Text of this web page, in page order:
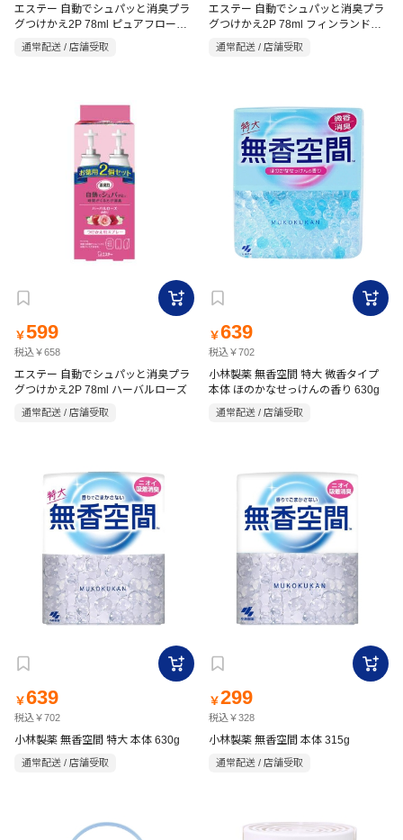
エステー 自動でシュパッと消臭プラ
グつけかえ2P 78ml ピュアフローラ
ル
通常配送 / 店舗受取
エステー 自動でシュパッと消臭プラ
グつけかえ2P 78ml フィンランドリ
ーフ
通常配送 / 店舗受取
￥599
税込￥658
エステー 自動でシュパッと消臭プラ
グつけかえ2P 78ml ハーバルローズ
通常配送 / 店舗受取
￥639
税込￥702
小林製薬 無香空間 特大 微香タイプ
本体 ほのかなせっけんの香り 630g
通常配送 / 店舗受取
￥639
税込￥702
小林製薬 無香空間 特大 本体 630g
通常配送 / 店舗受取
￥299
税込￥328
小林製薬 無香空間 本体 315g
通常配送 / 店舗受取